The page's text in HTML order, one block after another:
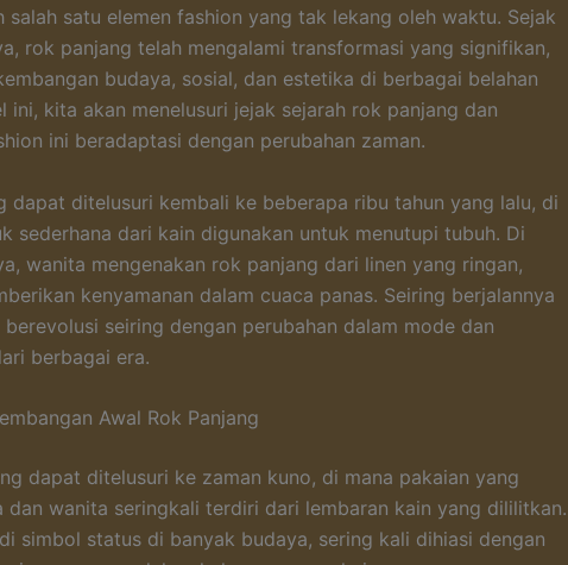
salah satu elemen fashion yang tak lekang oleh waktu. Sejak
rok panjang telah mengalami transformasi yang signifikan,
budaya, sosial, dan estetika di berbagai belahan
ini, kita akan menelusuri jejak sejarah rok panjang dan
ini beradaptasi dengan perubahan zaman.
dapat ditelusuri kembali ke beberapa ribu tahun yang lalu, di
sederhana dari kain digunakan untuk menutupi tubuh. Di
wanita mengenakan rok panjang dari linen yang ringan,
kenyamanan dalam cuaca panas. Seiring berjalannya
seiring dengan perubahan dalam mode dan
berbagai era.
Awal Rok Panjang
dapat ditelusuri ke zaman kuno, di mana pakaian yang
dan wanita seringkali terdiri dari lembaran kain yang dililitkan.
simbol status di banyak budaya, sering kali dihiasi dengan